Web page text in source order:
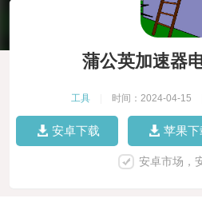
蒲公英加速器
工具 时间：2024-04-15
安卓下载 苹果下
安卓市场，